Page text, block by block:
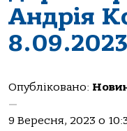
Андрія
Опубліковано:
—
9 Вересня, 2023 о